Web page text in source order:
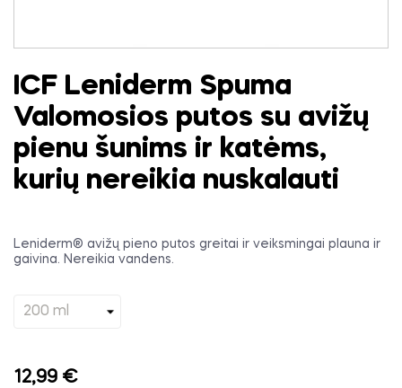
ICF Leniderm Spuma
Valomosios putos su avižų
pienu šunims ir katėms,
kurių nereikia nuskalauti
Leniderm® avižų pieno putos greitai ir veiksmingai plauna ir
gaivina. Nereikia vandens.
12,99 €